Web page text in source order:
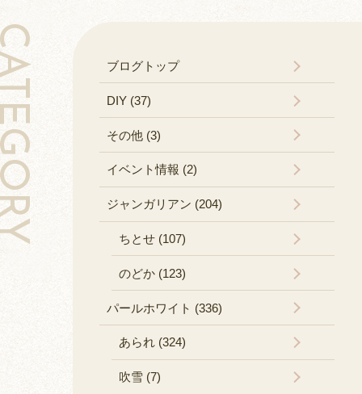
ブログトップ
DIY (37)
その他 (3)
イベント情報 (2)
ジャンガリアン (204)
ちとせ (107)
のどか (123)
パールホワイト (336)
あられ (324)
吹雪 (7)